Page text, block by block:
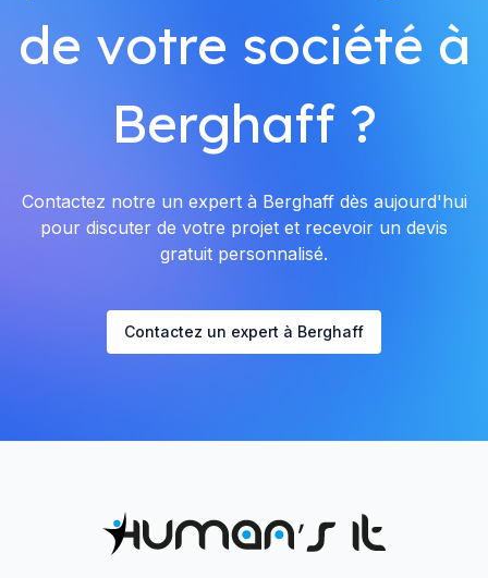
de votre société à
Berghaff ?
Contactez notre un expert à Berghaff dès aujourd'hui
pour discuter de votre projet et recevoir un devis
gratuit personnalisé.
Contactez un expert à Berghaff